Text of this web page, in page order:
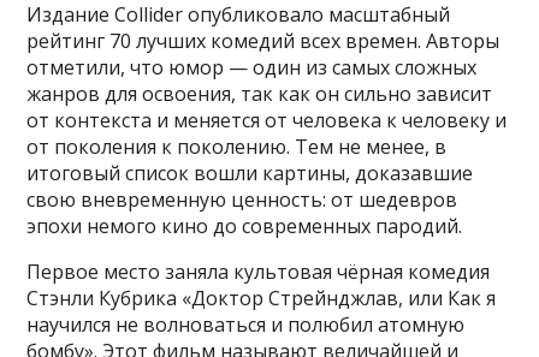
Издание Collider опубликовало масштабный
рейтинг 70 лучших комедий всех времен. Авторы
отметили, что юмор — один из самых сложных
жанров для освоения, так как он сильно зависит
от контекста и меняется от человека к человеку и
от поколения к поколению. Тем не менее, в
итоговый список вошли картины, доказавшие
свою вневременную ценность: от шедевров
эпохи немого кино до современных пародий.
Первое место заняла культовая чёрная комедия
Стэнли Кубрика «Доктор Стрейнджлав, или Как я
научился не волноваться и полюбил атомную
бомбу». Этот фильм называют величайшей и